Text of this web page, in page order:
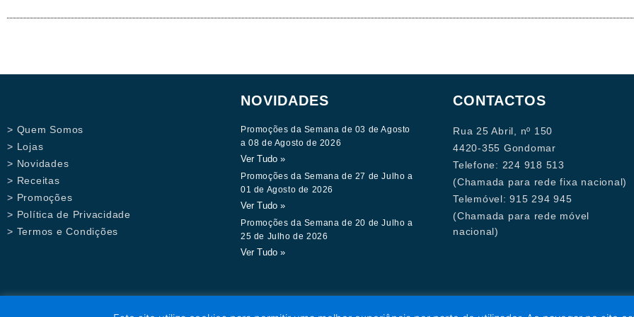
> Quem Somos
> Lojas
> Novidades
> Receitas
> Promoções
> Política de Privacidade
> Termos e Condições
NOVIDADES
Promoções da Semana de 03 de Agosto
a 08 de Agosto de 2026
Ver Tudo »
Promoções da Semana de 27 de Julho a
01 de Agosto de 2026
Ver Tudo »
Promoções da Semana de 20 de Julho a
25 de Julho de 2026
Ver Tudo »
CONTACTOS
Rua 25 Abril, nº 150
4420-355 Gondomar
Telefone: 224 918 513
(Chamada para rede fixa nacional)
Telemóvel: 915 294 945
(Chamada para rede móvel
nacional)